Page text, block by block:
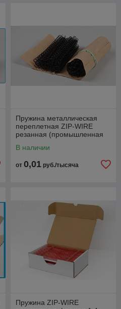
Пружина металлическая
переплетная ZIP-WIRE
резанная (промышленная
В наличии
от 0,01 руб./тысяча
Пружина ZIP-WIRE